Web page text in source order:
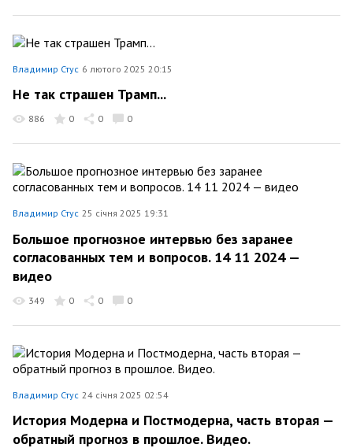
Владимир Стус 6 лютого 2025 20:15
Не так страшен Трамп...
886 0 0 0
Владимир Стус 25 січня 2025 19:31
Большое прогнозное интервью без заранее
согласованных тем и вопросов. 14 11 2024 —
видео
349 0 0 0
Владимир Стус 24 січня 2025 02:54
История Модерна и Постмодерна, часть вторая —
обратный прогноз в прошлое. Видео.